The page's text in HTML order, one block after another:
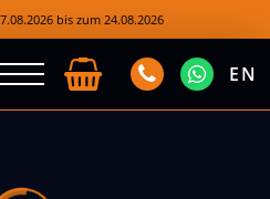
bis zum 24.08.2026
EN